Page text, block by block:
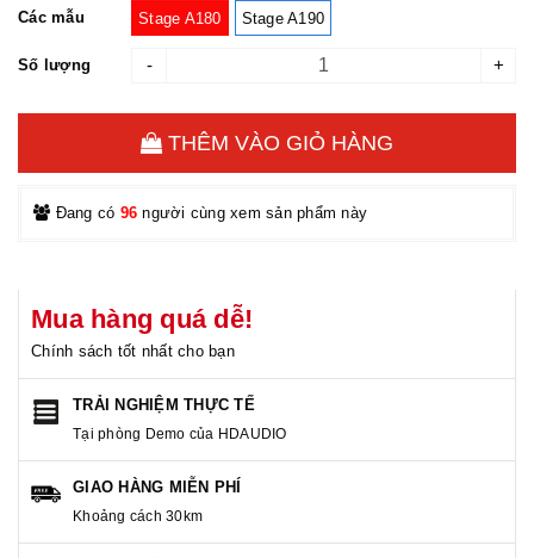
Các mẫu Stage A180 Stage A190
Số lượng - +
THÊM VÀO GIỎ HÀNG
Đang có 96 người cùng xem sản phẩm này
Mua hàng quá dễ!
Chính sách tốt nhất cho bạn
TRẢI NGHIỆM THỰC TẾ
Tại phòng Demo của HDAUDIO
GIAO HÀNG MIỄN PHÍ
Khoảng cách 30km